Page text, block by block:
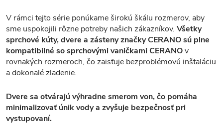
V rámci tejto série ponúkame širokú škálu rozmerov, aby
sme uspokojili rôzne potreby našich zákazníkov. Všetky
sprchové kúty, dvere a zásteny značky CERANO sú plne
kompatibilné so sprchovými vaničkami CERANOv
rovnakých rozmeroch, čo zaisťuje bezproblémovú inštaláciu
a dokonalé zladenie.
Dvere sa otvárajú výhradne smerom von, čo pomáha
minimalizovať únik vody a zvyšuje bezpečnosť pri
vystupovaní.